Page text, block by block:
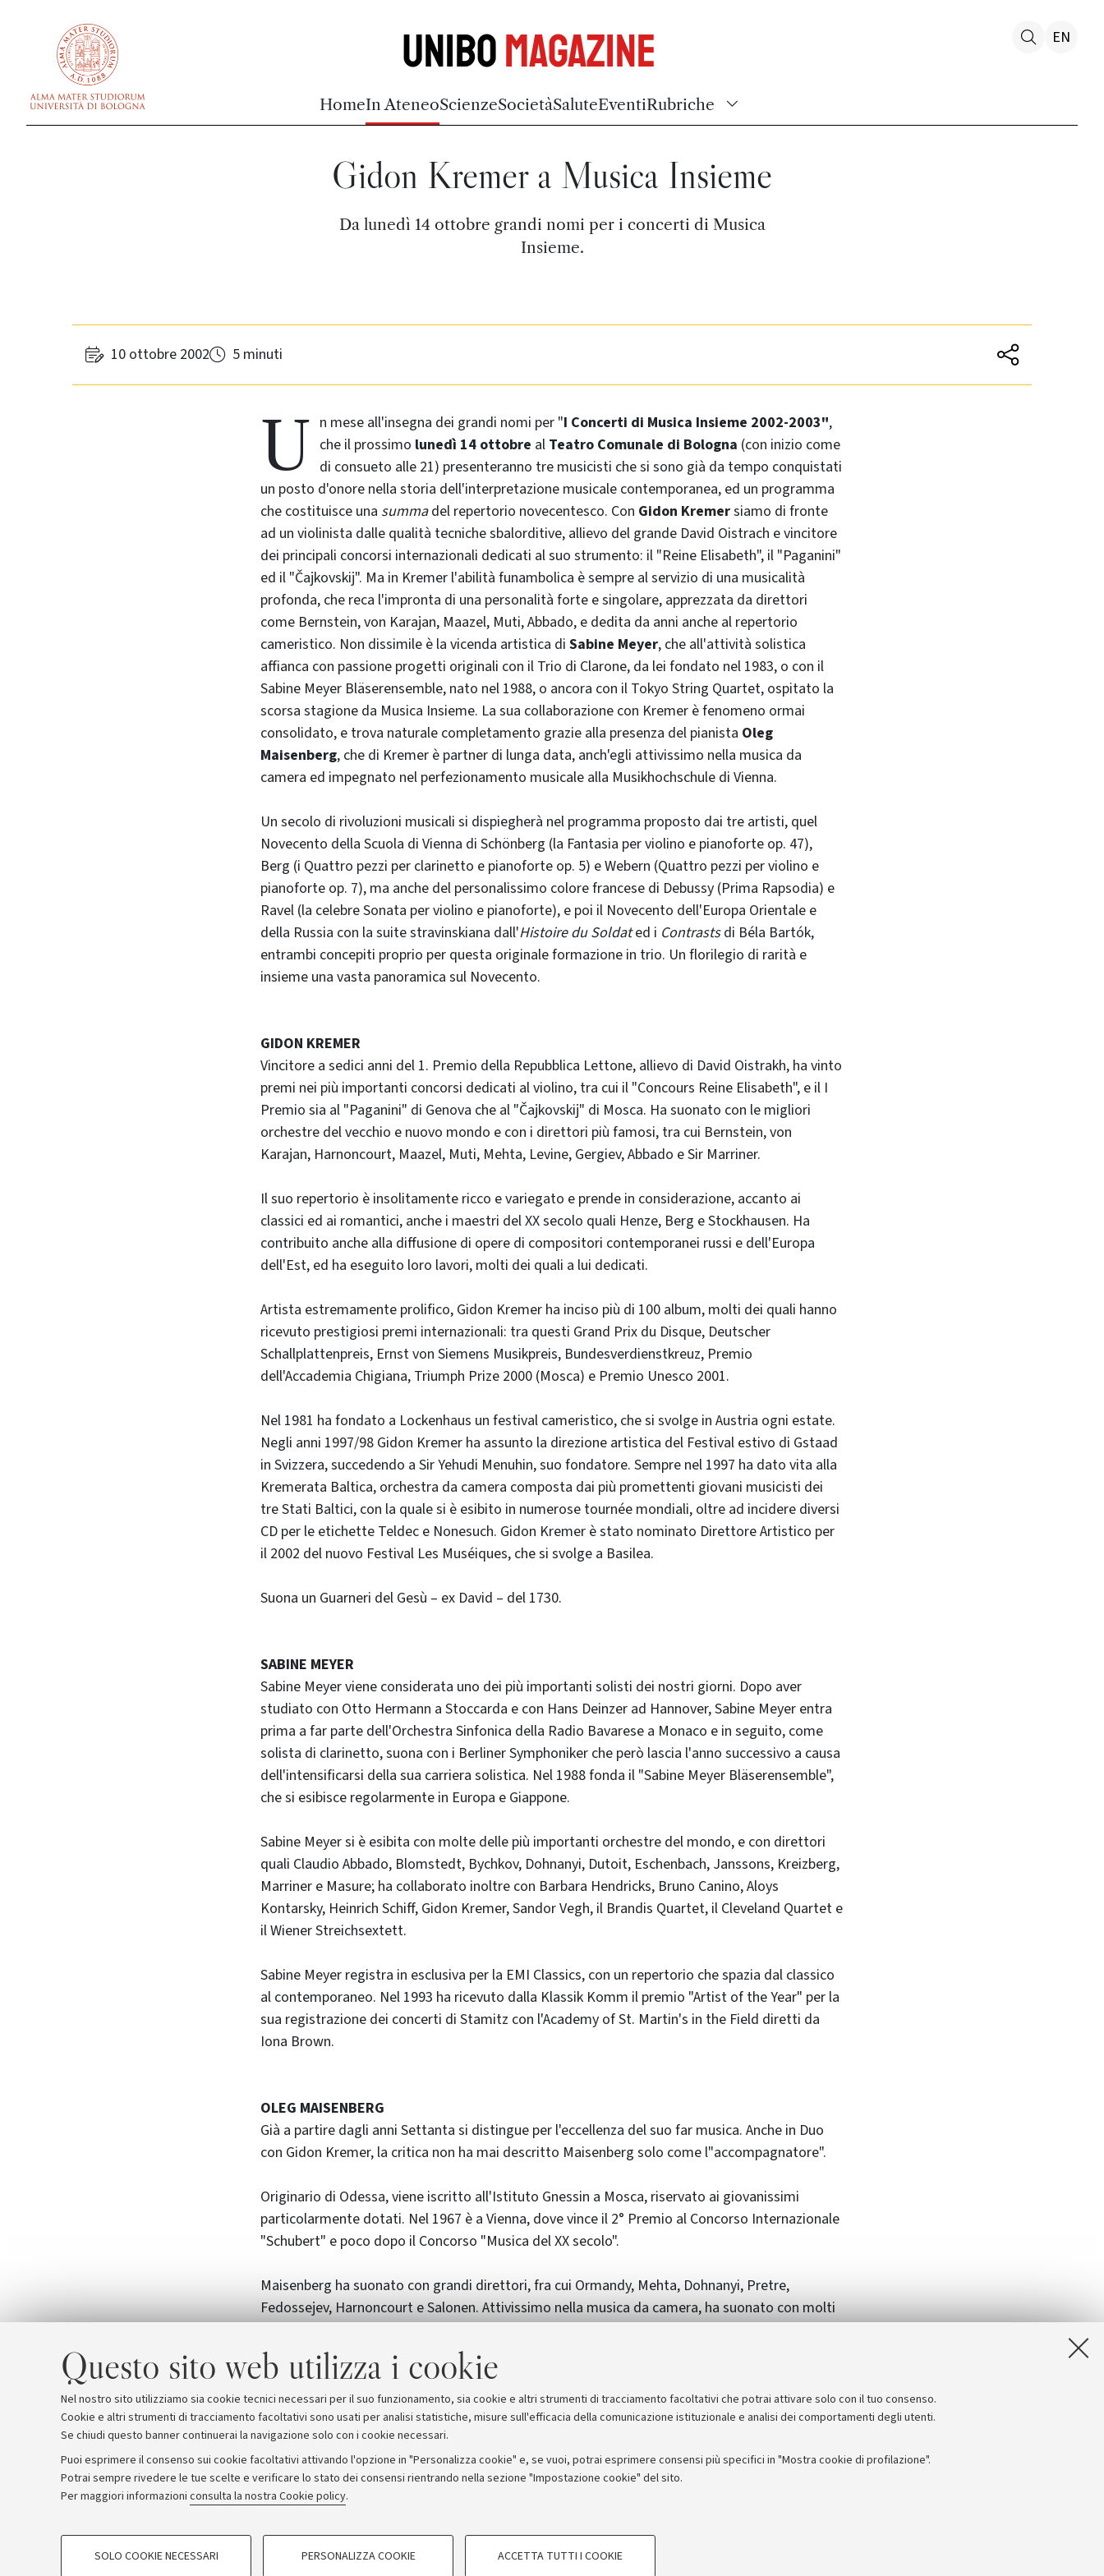
Questo sito web utilizza i cookie
Nel nostro sito utilizziamo sia cookie tecnici necessari per il suo funzionamento, sia cookie e altri strumenti di tracciamento facoltativi che potrai attivare solo con il tuo consenso.
Cookie e altri strumenti di tracciamento facoltativi sono usati per analisi statistiche, misure sull'efficacia della comunicazione istituzionale e analisi dei comportamenti degli utenti.
Se chiudi questo banner continuerai la navigazione solo con i cookie necessari.
Puoi esprimere il consenso sui cookie facoltativi attivando l'opzione in "Personalizza cookie" e, se vuoi, potrai esprimere consensi più specifici in "Mostra cookie di profilazione".
Potrai sempre rivedere le tue scelte e verificare lo stato dei consensi rientrando nella sezione "Impostazione cookie" del sito.
Per maggiori informazioni consulta la nostra Cookie policy.
COOKIE DI PROFILAZIONE - FACOLTATIVI COOKIE TECNICI - NECESSARI
SOLO COOKIE NECESSARI PERSONALIZZA COOKIE ACCETTA TUTTI I COOKIE
UniboMagazine
HomeIn AteneoScienzeSocietàSaluteEventiRubriche
EN
Gidon Kremer a Musica Insieme
Da lunedì 14 ottobre grandi nomi per i concerti di Musica
Insieme.
10 ottobre 2002 5 minuti
U n mese all'insegna dei grandi nomi per "I Concerti di Musica Insieme 2002-2003",
che il prossimo lunedì 14 ottobre al Teatro Comunale di Bologna (con inizio come
di consueto alle 21) presenteranno tre musicisti che si sono già da tempo conquistati
un posto d'onore nella storia dell'interpretazione musicale contemporanea, ed un programma
che costituisce una summadel repertorio novecentesco. Con Gidon Kremersiamo di fronte
ad un violinista dalle qualità tecniche sbalorditive, allievo del grande David Oistrach e vincitore
dei principali concorsi internazionali dedicati al suo strumento: il "Reine Elisabeth", il "Paganini"
ed il "Čajkovskij". Ma in Kremer l'abilità funambolica è sempre al servizio di una musicalità
profonda, che reca l'impronta di una personalità forte e singolare, apprezzata da direttori
come Bernstein, von Karajan, Maazel, Muti, Abbado, e dedita da anni anche al repertorio
cameristico. Non dissimile è la vicenda artistica di Sabine Meyer, che all'attività solistica
affianca con passione progetti originali con il Trio di Clarone, da lei fondato nel 1983, o con il
Sabine Meyer Bläserensemble, nato nel 1988, o ancora con il Tokyo String Quartet, ospitato la
scorsa stagione da Musica Insieme. La sua collaborazione con Kremer è fenomeno ormai
consolidato, e trova naturale completamento grazie alla presenza del pianista Oleg
Maisenberg, che di Kremer è partner di lunga data, anch'egli attivissimo nella musica da
camera ed impegnato nel perfezionamento musicale alla Musikhochschule di Vienna.
Un secolo di rivoluzioni musicali si dispiegherà nel programma proposto dai tre artisti, quel
Novecento della Scuola di Vienna di Schönberg (la Fantasia per violino e pianoforte op. 47),
Berg (i Quattro pezzi per clarinetto e pianoforte op. 5) e Webern (Quattro pezzi per violino e
pianoforte op. 7), ma anche del personalissimo colore francese di Debussy (Prima Rapsodia) e
Ravel (la celebre Sonata per violino e pianoforte), e poi il Novecento dell'Europa Orientale e
della Russia con la suite stravinskiana dall'Histoire du Soldated i Contrastsdi Béla Bartók,
entrambi concepiti proprio per questa originale formazione in trio. Un florilegio di rarità e
insieme una vasta panoramica sul Novecento.
GIDON KREMER
Vincitore a sedici anni del 1. Premio della Repubblica Lettone, allievo di David Oistrakh, ha vinto
premi nei più importanti concorsi dedicati al violino, tra cui il "Concours Reine Elisabeth", e il I
Premio sia al "Paganini" di Genova che al "Čajkovskij" di Mosca. Ha suonato con le migliori
orchestre del vecchio e nuovo mondo e con i direttori più famosi, tra cui Bernstein, von
Karajan, Harnoncourt, Maazel, Muti, Mehta, Levine, Gergiev, Abbado e Sir Marriner.
Il suo repertorio è insolitamente ricco e variegato e prende in considerazione, accanto ai
classici ed ai romantici, anche i maestri del XX secolo quali Henze, Berg e Stockhausen. Ha
contribuito anche alla diffusione di opere di compositori contemporanei russi e dell'Europa
dell'Est, ed ha eseguito loro lavori, molti dei quali a lui dedicati.
Artista estremamente prolifico, Gidon Kremer ha inciso più di 100 album, molti dei quali hanno
ricevuto prestigiosi premi internazionali: tra questi Grand Prix du Disque, Deutscher
Schallplattenpreis, Ernst von Siemens Musikpreis, Bundesverdienstkreuz, Premio
dell'Accademia Chigiana, Triumph Prize 2000 (Mosca) e Premio Unesco 2001.
Nel 1981 ha fondato a Lockenhaus un festival cameristico, che si svolge in Austria ogni estate.
Negli anni 1997/98 Gidon Kremer ha assunto la direzione artistica del Festival estivo di Gstaad
in Svizzera, succedendo a Sir Yehudi Menuhin, suo fondatore. Sempre nel 1997 ha dato vita alla
Kremerata Baltica, orchestra da camera composta dai più promettenti giovani musicisti dei
tre Stati Baltici, con la quale si è esibito in numerose tournée mondiali, oltre ad incidere diversi
CD per le etichette Teldec e Nonesuch. Gidon Kremer è stato nominato Direttore Artistico per
il 2002 del nuovo Festival Les Muséiques, che si svolge a Basilea.
Suona un Guarneri del Gesù – ex David – del 1730.
SABINE MEYER
Sabine Meyer viene considerata uno dei più importanti solisti dei nostri giorni. Dopo aver
studiato con Otto Hermann a Stoccarda e con Hans Deinzer ad Hannover, Sabine Meyer entra
prima a far parte dell'Orchestra Sinfonica della Radio Bavarese a Monaco e in seguito, come
solista di clarinetto, suona con i Berliner Symphoniker che però lascia l'anno successivo a causa
dell'intensificarsi della sua carriera solistica. Nel 1988 fonda il "Sabine Meyer Bläserensemble",
che si esibisce regolarmente in Europa e Giappone.
Sabine Meyer si è esibita con molte delle più importanti orchestre del mondo, e con direttori
quali Claudio Abbado, Blomstedt, Bychkov, Dohnanyi, Dutoit, Eschenbach, Janssons, Kreizberg,
Marriner e Masure; ha collaborato inoltre con Barbara Hendricks, Bruno Canino, Aloys
Kontarsky, Heinrich Schiff, Gidon Kremer, Sandor Vegh, il Brandis Quartet, il Cleveland Quartet e
il Wiener Streichsextett.
Sabine Meyer registra in esclusiva per la EMI Classics, con un repertorio che spazia dal classico
al contemporaneo. Nel 1993 ha ricevuto dalla Klassik Komm il premio "Artist of the Year" per la
sua registrazione dei concerti di Stamitz con l'Academy of St. Martin's in the Field diretti da
Iona Brown.
OLEG MAISENBERG
Già a partire dagli anni Settanta si distingue per l'eccellenza del suo far musica. Anche in Duo
con Gidon Kremer, la critica non ha mai descritto Maisenberg solo come l"accompagnatore".
Originario di Odessa, viene iscritto all'Istituto Gnessin a Mosca, riservato ai giovanissimi
particolarmente dotati. Nel 1967 è a Vienna, dove vince il 2° Premio al Concorso Internazionale
"Schubert" e poco dopo il Concorso "Musica del XX secolo".
Maisenberg ha suonato con grandi direttori, fra cui Ormandy, Mehta, Dohnanyi, Pretre,
Fedossejev, Harnoncourt e Salonen. Attivissimo nella musica da camera, ha suonato con molti
Archivio Comunicati stampa Redazione Rassegna stampa
© Copyright 2026 - ALMA MATER STUDIORUM - Università di Bologna - Via Zamboni, 33 - 40126 Bologna - PI: 01131710376 - CF: 80007010376